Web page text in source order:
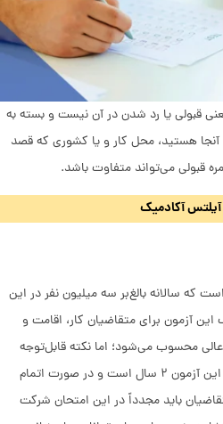
قبولی یا رد شدن در آن نیست و بسته به
هستید، محل کار و یا کشوری که قصد
قبولی می‌تواند متفاوت باشد.
آیلتس آکادمیک
که سالانه بالغ‌بر سه میلیون نفر در این
آزمون برای متقاضیان کار، اقامت و
محسوب می‌شود؛ اما نکته قابل‌توجه
این است که مدت‌زمان اعتبار مدرک این آزمون ۲ سال است و در صورت اتمام
باید مجدداً در این امتحان شرکت